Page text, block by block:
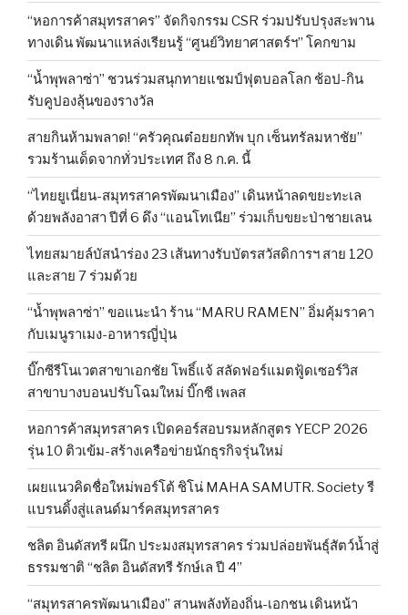
“หอการค้าสมุทรสาคร” จัดกิจกรรม CSR ร่วมปรับปรุงสะพาน
ทางเดิน พัฒนาแหล่งเรียนรู้ “ศูนย์วิทยาศาสตร์ฯ” โคกขาม
“น้ำพุพลาซ่า” ชวนร่วมสนุกทายแชมป์ฟุตบอลโลก ช้อป-กิน
รับคูปองลุ้นของรางวัล
สายกินห้ามพลาด! “ครัวคุณต๋อยยกทัพ บุก เซ็นทรัลมหาชัย”
รวมร้านเด็ดจากทั่วประเทศ ถึง 8 ก.ค. นี้
“ไทยยูเนี่ยน-สมุทรสาครพัฒนาเมือง” เดินหน้าลดขยะทะเล
ด้วยพลังอาสา ปีที่ 6 ดึง “แอนโทเนีย” ร่วมเก็บขยะป่าชายเลน
ไทยสมายล์บัสนำร่อง 23 เส้นทางรับบัตรสวัสดิการฯ สาย 120
และสาย 7 ร่วมด้วย
“น้ำพุพลาซ่า” ขอแนะนำ ร้าน “MARU RAMEN” อิ่มคุ้มราคา
กับเมนูราเมง-อาหารญี่ปุ่น
บิ๊กซีรีโนเวตสาขาเอกชัย โพธิ์แจ้ สลัดฟอร์แมตฟู้ดเซอร์วิส
สาขาบางบอนปรับโฉมใหม่ บิ๊กซี เพลส
หอการค้าสมุทรสาคร เปิดคอร์สอบรมหลักสูตร YECP 2026
รุ่น 10 ติวเข้ม-สร้างเครือข่ายนักธุรกิจรุ่นใหม่
เผยแนวคิดชื่อใหม่พอร์โต้ ชิโน่ MAHA SAMUTR. Society รี
แบรนดิ้งสู่แลนด์มาร์คสมุทรสาคร
ชลิต อินดัสทรี ผนึก ประมงสมุทรสาคร ร่วมปล่อยพันธุ์สัตว์น้ำสู่
ธรรมชาติ “ชลิต อินดัสทรี รักษ์เล ปี 4”
“สมุทรสาครพัฒนาเมือง” สานพลังท้องถิ่น-เอกชน เดินหน้า